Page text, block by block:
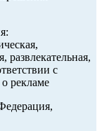
развлекательная,
с
рекламе